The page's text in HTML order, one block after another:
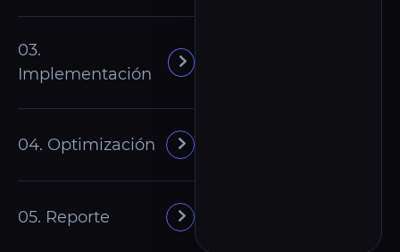
03.
Implementación
04. Optimización
05. Reporte